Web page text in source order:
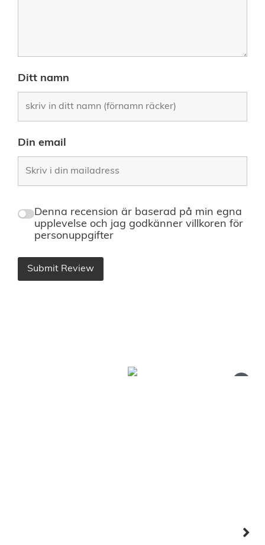
Ditt namn
Din email
Denna recension är baserad på min egna
upplevelse och jag godkänner villkoren för
personuppgifter
Submit Review